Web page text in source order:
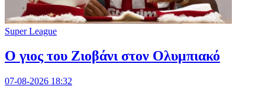
Super League
Ο γιος του Ζιοβάνι στον Ολυμπιακό
07-08-2026 18:32